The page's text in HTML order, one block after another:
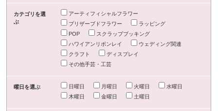
カテゴリを選
ぶ
アーティフィシャルフラワー
プリザーブドフラワー
ラッピング
POP
スクラップブッキング
ハワイアンリボンレイ
ウェディング関連
クラフト
ディスプレイ
その他手芸・工芸
曜日を選ぶ 日曜日 月曜日 火曜日
水曜日
木曜日
金曜日 土曜日